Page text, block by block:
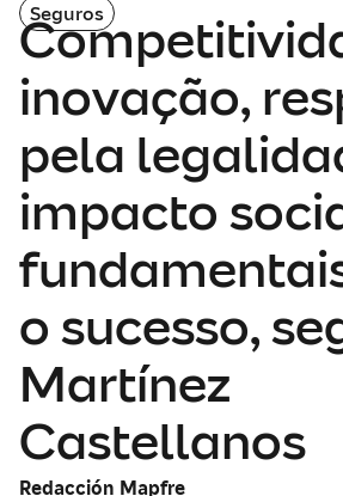
Seguros
inovação,
pela
impacto
o sucesso,
Martínez
Castellanos
Redacción Mapfre